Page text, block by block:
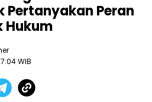
Pertanyakan Peran
Hukum
WIB